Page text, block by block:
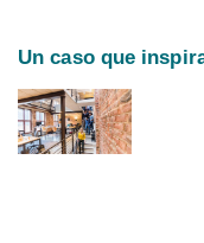
Un caso que